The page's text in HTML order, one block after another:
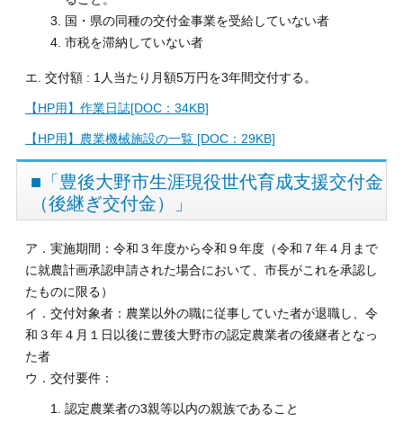
国・県の同種の交付金事業を受給していない者
市税を滞納していない者
エ. 交付額 : 1人当たり月額5万円を3年間交付する。
【HP用】作業日誌[DOC：34KB]
【HP用】農業機械施設の一覧 [DOC：29KB]
■「豊後大野市生涯現役世代育成支援交付金
（後継ぎ交付金）」
ア．実施期間：令和３年度から令和９年度（令和７年４月まで
に就農計画承認申請された場合において、市長がこれを承認し
たものに限る）
イ．交付対象者：農業以外の職に従事していた者が退職し、令
和３年４月１日以後に豊後大野市の認定農業者の後継者となっ
た者
ウ．交付要件：
認定農業者の3親等以内の親族であること